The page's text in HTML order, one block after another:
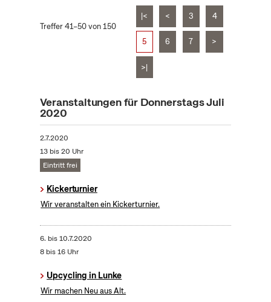
Treffer 41–50 von 150
|< < 3 4
5 6 7 >
>|
Veranstaltungen für Donnerstags Juli
2020
2.7.2020
13 bis 20 Uhr
Eintritt frei
Kickerturnier
Wir veranstalten ein Kickerturnier.
6. bis10.7.2020
8 bis 16 Uhr
Upcycling in Lunke
Wir machen Neu aus Alt.